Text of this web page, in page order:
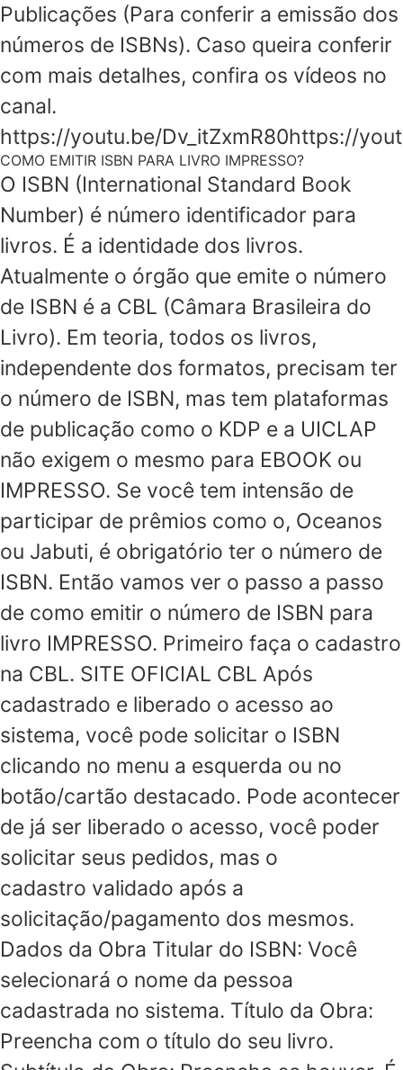
Publicações (Para conferir a emissão dos
números de ISBNs). Caso queira conferir
com mais detalhes, confira os vídeos no
canal.
https://youtu.be/Dv_itZxmR80https://
COMO EMITIR ISBN PARA LIVRO IMPRESSO?
O ISBN (International Standard Book
Number) é número identificador para
livros. É a identidade dos livros.
Atualmente o órgão que emite o número
de ISBN é a CBL (Câmara Brasileira do
Livro). Em teoria, todos os livros,
independente dos formatos, precisam ter
o número de ISBN, mas tem plataformas
de publicação como o KDP e a UICLAP
não exigem o mesmo para EBOOK ou
IMPRESSO. Se você tem intensão de
participar de prêmios como o, Oceanos
ou Jabuti, é obrigatório ter o número de
ISBN. Então vamos ver o passo a passo
de como emitir o número de ISBN para
livro IMPRESSO. Primeiro faça o cadastro
na CBL. SITE OFICIAL CBL Após
cadastrado e liberado o acesso ao
sistema, você pode solicitar o ISBN
clicando no menu a esquerda ou no
botão/cartão destacado. Pode acontecer
de já ser liberado o acesso, você poder
solicitar seus pedidos, mas o
cadastro validado após a
solicitação/pagamento dos mesmos.
Dados da Obra Titular do ISBN: Você
selecionará o nome da pessoa
cadastrada no sistema. Título da Obra:
Preencha com o título do seu livro.